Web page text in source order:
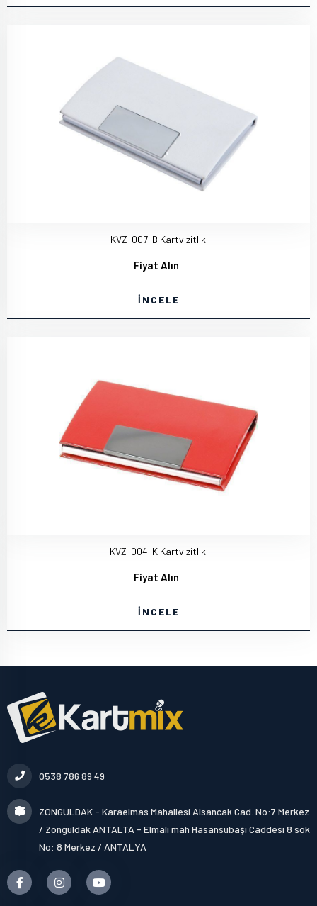
KVZ-007-B Kartvizitlik
Fiyat Alın
İNCELE
KVZ-004-K Kartvizitlik
Fiyat Alın
İNCELE
0538 786 89 49
ZONGULDAK - Karaelmas Mahallesi Alsancak Cad. No:7 Merkez
/ Zonguldak ANTALTA - Elmalı mah Hasansubaşı Caddesi 8 sok
No: 8 Merkez / ANTALYA